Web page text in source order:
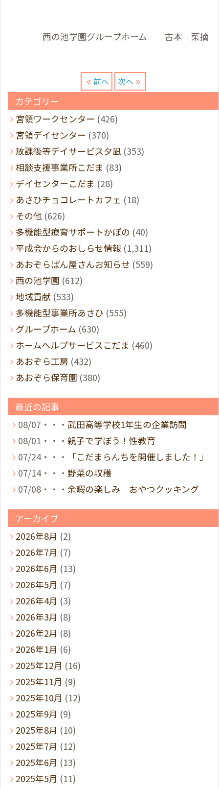
西の池学園グループホーム 古本 菜摘
前へ 次へ
カテゴリー
宮領ワークセンター (426)
宮領デイセンター (370)
放課後等デイサービス夕凪 (353)
相談支援事業所こだま (83)
デイセンターこだま (28)
あさひチョコレートカフェ (18)
その他 (626)
多機能型療育サポートかぽの (40)
平成会からのおしらせ情報 (1,311)
あおぞらぱん屋さんお知らせ (559)
西の池学園 (612)
地域貢献 (533)
多機能型事業所あさひ (555)
グループホーム (630)
ホームヘルプサービスこだま (460)
あおぞら工房 (432)
あおぞら保育園 (380)
最近の記事
08/07・・・ 武田高等学校1年生の企業訪問
08/01・・・ 親子で学ぼう！性教育
07/24・・・
「こだまらんちを開催しました！」
07/14・・・ 野菜の収穫
07/08・・・ 余暇の楽しみ おやつクッキング
アーカイブ
2026年8月 (2)
2026年7月 (7)
2026年6月 (13)
2026年5月 (7)
2026年4月 (3)
2026年3月 (8)
2026年2月 (8)
2026年1月 (6)
2025年12月 (16)
2025年11月 (9)
2025年10月 (12)
2025年9月 (9)
2025年8月 (10)
2025年7月 (12)
2025年6月 (13)
2025年5月 (11)